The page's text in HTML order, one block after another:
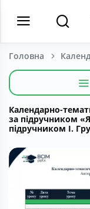
Головна
Календарно-
за підручником
підручником І.